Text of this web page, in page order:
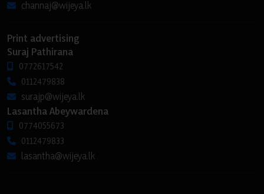
channaj@wijeya.lk
Print advertising
Suraj Pathirana
0772617542
0112479838
surajp@wijeya.lk
Lasantha Abeywardena
0774055673
0112479833
lasantha@wijeya.lk